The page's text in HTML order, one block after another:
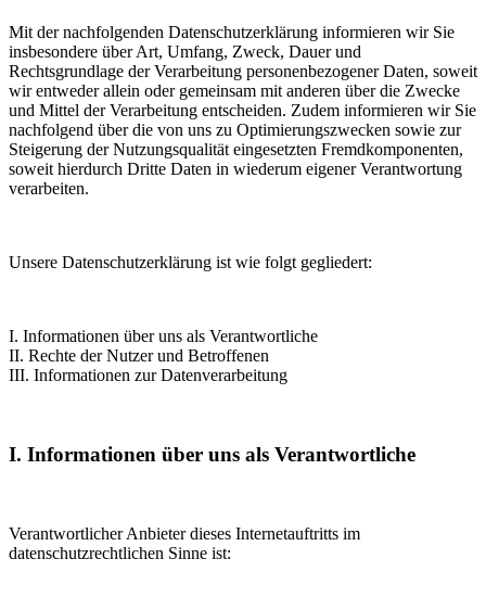
Mit der nachfolgenden Datenschutzerklärung informieren wir Sie
insbesondere über Art, Umfang, Zweck, Dauer und
Rechtsgrundlage der Verarbeitung personenbezogener Daten, soweit
wir entweder allein oder gemeinsam mit anderen über die Zwecke
und Mittel der Verarbeitung entscheiden. Zudem informieren wir Sie
nachfolgend über die von uns zu Optimierungszwecken sowie zur
Steigerung der Nutzungsqualität eingesetzten Fremdkomponenten,
soweit hierdurch Dritte Daten in wiederum eigener Verantwortung
verarbeiten.
Unsere Datenschutzerklärung ist wie folgt gegliedert:
I. Informationen über uns als Verantwortliche
II. Rechte der Nutzer und Betroffenen
III. Informationen zur Datenverarbeitung
I. Informationen über uns als Verantwortliche
Verantwortlicher Anbieter dieses Internetauftritts im
datenschutzrechtlichen Sinne ist: